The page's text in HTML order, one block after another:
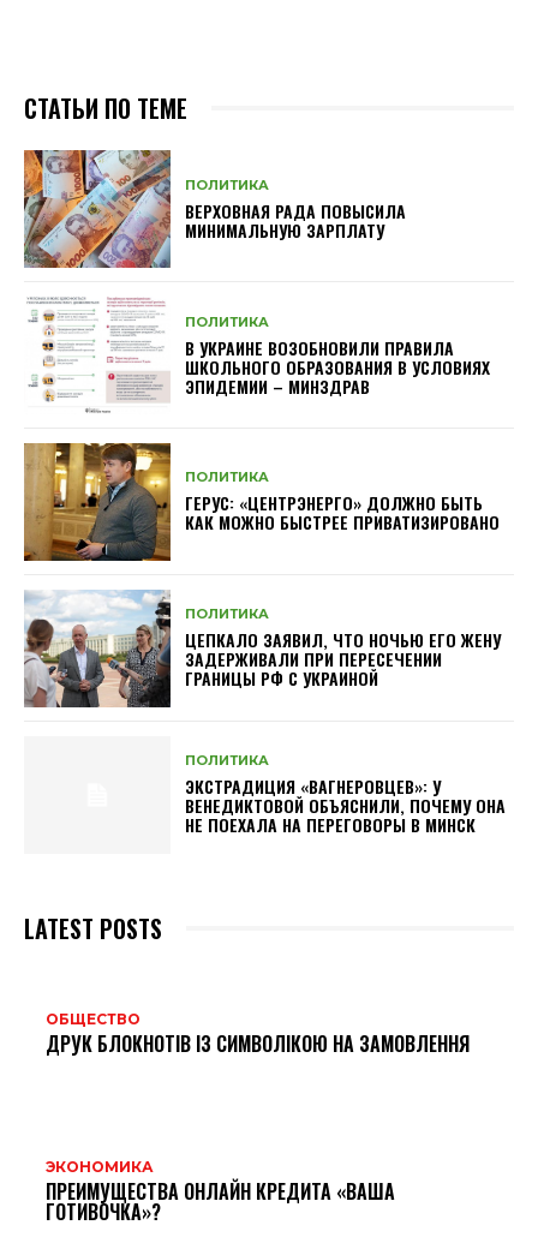
СТАТЬИ ПО ТЕМЕ
ПОЛИТИКА
ВЕРХОВНАЯ РАДА ПОВЫСИЛА
МИНИМАЛЬНУЮ ЗАРПЛАТУ
ПОЛИТИКА
В УКРАИНЕ ВОЗОБНОВИЛИ ПРАВИЛА
ШКОЛЬНОГО ОБРАЗОВАНИЯ В УСЛОВИЯХ
ЭПИДЕМИИ – МИНЗДРАВ
ПОЛИТИКА
ГЕРУС: «ЦЕНТРЭНЕРГО» ДОЛЖНО БЫТЬ
КАК МОЖНО БЫСТРЕЕ ПРИВАТИЗИРОВАНО
ПОЛИТИКА
ЦЕПКАЛО ЗАЯВИЛ, ЧТО НОЧЬЮ ЕГО ЖЕНУ
ЗАДЕРЖИВАЛИ ПРИ ПЕРЕСЕЧЕНИИ
ГРАНИЦЫ РФ С УКРАИНОЙ
ПОЛИТИКА
ЭКСТРАДИЦИЯ «ВАГНЕРОВЦЕВ»: У
ВЕНЕДИКТОВОЙ ОБЪЯСНИЛИ, ПОЧЕМУ ОНА
НЕ ПОЕХАЛА НА ПЕРЕГОВОРЫ В МИНСК
LATEST POSTS
ОБЩЕСТВО
ДРУК БЛОКНОТІВ ІЗ СИМВОЛІКОЮ НА ЗАМОВЛЕННЯ
ЭКОНОМИКА
ПРЕИМУЩЕСТВА ОНЛАЙН КРЕДИТА «ВАША
ГОТИВОЧКА»?